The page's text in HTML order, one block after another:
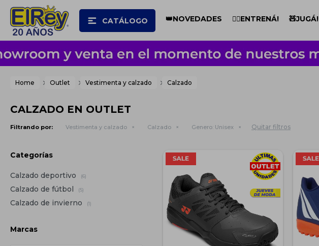
CATÁLOGO 👑NOVEDADES 🏋️‍♂️ENTRENÁ! 🧸JUGÁ!
Home Outlet Vestimenta y calzado Calzado
CALZADO EN OUTLET
Filtrando por: Vestimenta y calzado Calzado Genero: Unisex Quitar filtros
Categorías
Calzado deportivo (6)
Calzado de fútbol (5)
Calzado de invierno (1)
Marcas